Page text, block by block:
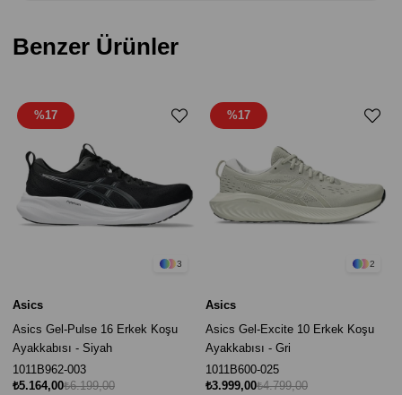
Benzer Ürünler
3
Asics
Asics Gel-Pulse 16 Erkek Koşu
Ayakkabısı - Siyah
1011B962-003
₺5.164,00₺6.199,00
%17
2
Asics
Asics Gel-Excite 10 Erkek Koşu
Ayakkabısı - Gri
1011B600-025
₺3.999,00₺4.799,00
%17